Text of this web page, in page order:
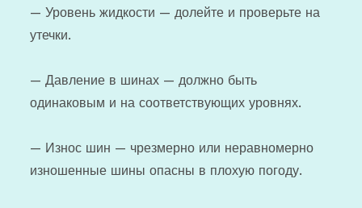
— Уровень жидкости — долейте и проверьте на
утечки.
— Давление в шинах — должно быть
одинаковым и на соответствующих уровнях.
— Износ шин — чрезмерно или неравномерно
изношенные шины опасны в плохую погоду.